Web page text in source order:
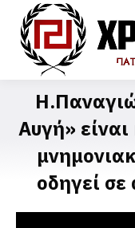
Αυγή»
οδηγεί